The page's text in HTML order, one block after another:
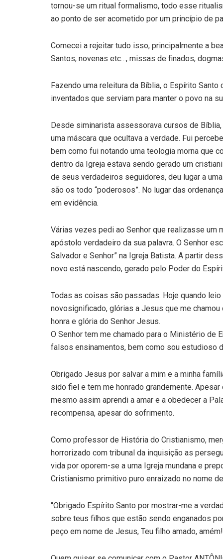
tornou-se um ritual formalismo, todo esse
ao ponto de ser acometido por um princípio de
Comecei a rejeitar tudo isso, principalmente a
Santos, novenas etc…, missas de finados,
Fazendo uma releitura da Bíblia, o Espírito
inventados que serviam para manter o povo na
Desde siminarista assessorava cursos de
uma máscara que ocultava a verdade. Fui
bem como fui notando uma teologia morna que
dentro da Igreja estava sendo gerado um
de seus verdadeiros seguidores, deu lugar a
são os todo “poderosos”. No lugar das
em evidência.
Várias vezes pedi ao Senhor que realizasse um
apóstolo verdadeiro da sua palavra. O Senhor
Salvador e Senhor” na Igreja Batista. A partir
novo está nascendo, gerado pelo Poder do
Todas as coisas são passadas. Hoje quando
novosignificado, glórias a Jesus que me
honra e glória do Senhor Jesus.
O Senhor tem me chamado para o Ministério
falsos ensinamentos, bem como sou estudioso
Obrigado Jesus por salvar a mim e a minha
sido fiel e tem me honrado grandemente.
mesmo assim aprendi a amar e a obedecer a
recompensa, apesar do sofrimento.
Como professor de História do Cristianismo,
horrorizado com tribunal da inquisição as
vida por oporem-se a uma Igreja mundana e
Cristianismo primitivo puro enraizado no nome
“Obrigado Espírito Santo por mostrar-me a
sobre teus filhos que estão sendo enganados
peço em nome de Jesus, Teu filho amado,